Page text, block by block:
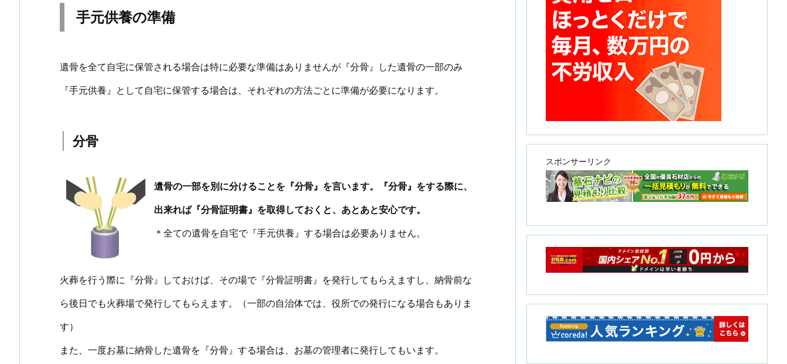
手元供養の準備
遺骨を全て自宅に保管される場合は特に必要な準備はありませんが『分骨』した遺骨の一部のみ
『手元供養』として自宅に保管する場合は、それぞれの方法ごとに準備が必要になります。
分骨
遺骨の一部を別に分けることを『分骨』を言います。『分骨』をする際に、
出来れば『分骨証明書』を取得しておくと、あとあと安心です。
＊全ての遺骨を自宅で『手元供養』する場合は必要ありません。
火葬を行う際に『分骨』しておけば、その場で『分骨証明書』を発行してもらえますし、納骨前な
ら後日でも火葬場で発行してもらえます。（一部の自治体では、役所での発行になる場合もありま
す）
また、一度お墓に納骨した遺骨を『分骨』する場合は、お墓の管理者に発行してもいます。
スポンサーリンク